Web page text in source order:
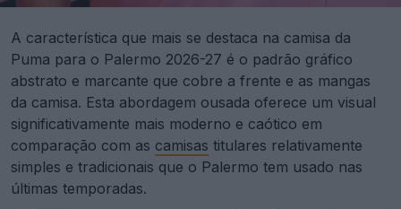
A característica que mais se destaca na camisa da
Puma para o Palermo 2026-27 é o padrão gráfico
abstrato e marcante que cobre a frente e as mangas
da camisa. Esta abordagem ousada oferece um visual
significativamente mais moderno e caótico em
comparação com as camisas titulares relativamente
simples e tradicionais que o Palermo tem usado nas
últimas temporadas.